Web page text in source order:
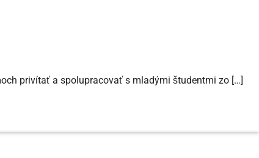
privítať a spolupracovať s mladými študentmi zo […]